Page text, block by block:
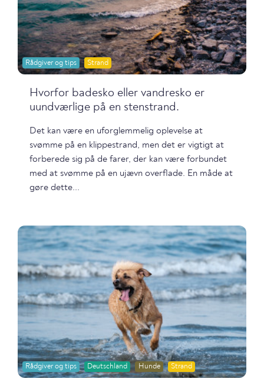
Rådgiver og tips Strand
Hvorfor badesko eller vandresko er
uundværlige på en stenstrand.
Det kan være en uforglemmelig oplevelse at
svømme på en klippestrand, men det er vigtigt at
forberede sig på de farer, der kan være forbundet
med at svømme på en ujævn overflade. En måde at
gøre dette...
Rådgiver og tips Deutschland Hunde Strand